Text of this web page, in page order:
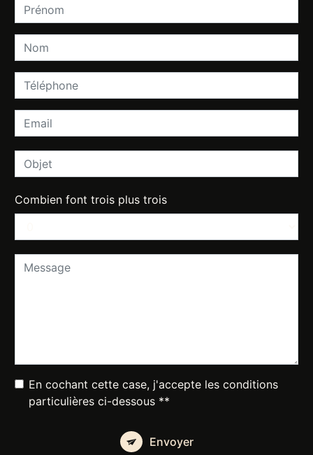
Combien font trois plus trois
En cochant cette case, j'accepte les conditions
particulières ci-dessous **
Envoyer